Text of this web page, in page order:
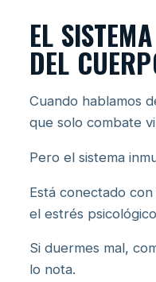
EL
DEL
Cuando hablamos
que solo combate
Pero el sistema
Está conectado
el estrés
Si duermes mal,
lo nota.